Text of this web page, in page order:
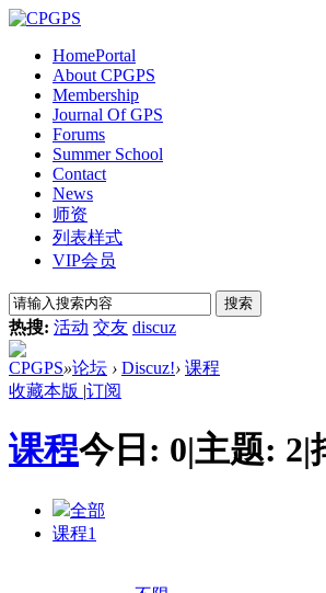
HomePortal
About CPGPS
Membership
Journal Of GPS
Forums
Summer School
Contact
News
师资
列表样式
VIP会员
搜索
热搜: 活动 交友 discuz
CPGPS»论坛 › Discuz!› 课程
收藏本版 |订阅
课程今日: 0|主题: 2|
全部
课程1